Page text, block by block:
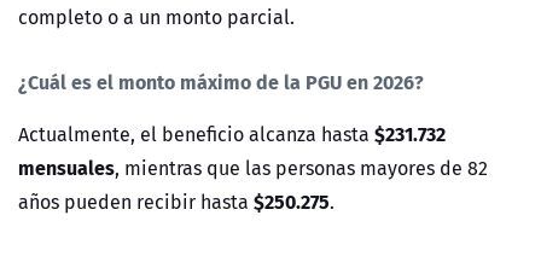
completo o a un monto parcial.
¿Cuál es el monto máximo de la PGU en 2026?
Actualmente, el beneficio alcanza hasta $231.732
mensuales, mientras que las personas mayores de 82
años pueden recibir hasta $250.275.